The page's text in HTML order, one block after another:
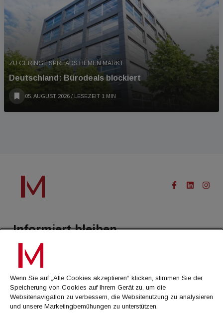
ZU GERINGE SPREADS HEMEN MARKT
Deutschland: Bürodeals blockiert
05. AUGUST 2026 / LESEZEIT 1 MIN
Informiert bleiben.
Treffen Sie eine Selektion unserer Newsletter zu buildingTIMES,
immoflash, Immobilien Magazin, immo7news, immojobs, immotermin
oder dem Morgenjournal
Jetzt anmelden
Wenn Sie auf „Alle Cookies akzeptieren“ klicken, stimmen Sie der
Speicherung von Cookies auf Ihrem Gerät zu, um die
Websitenavigation zu verbessern, die Websitenutzung zu analysieren
und unsere Marketingbemühungen zu unterstützen.